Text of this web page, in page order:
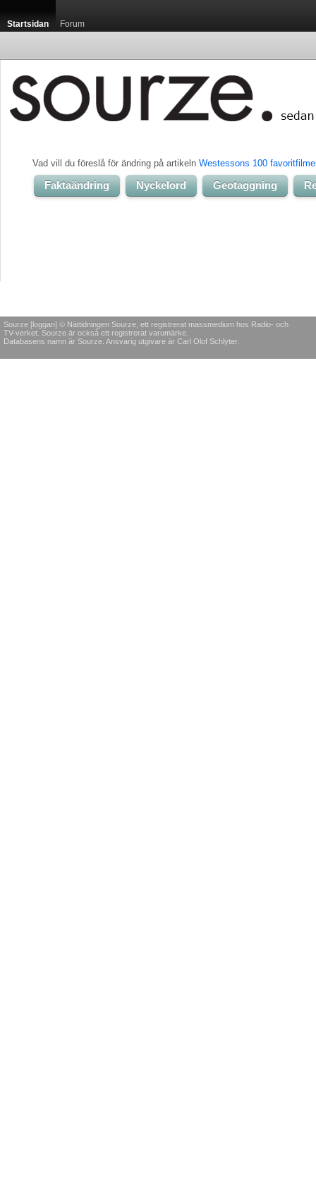
Startsidan Forum
Vad vill du föreslå för ändring på artikeln Westessons 100
Faktaändring Nyckelord Geotaggning
Sourze [loggan] © Nättidningen Sourze, ett registrerat massmedium hos Radio- och
TV-verket. Sourze är också ett registrerat varumärke.
Databasens namn är Sourze. Ansvarig utgivare är Carl Olof Schlyter.